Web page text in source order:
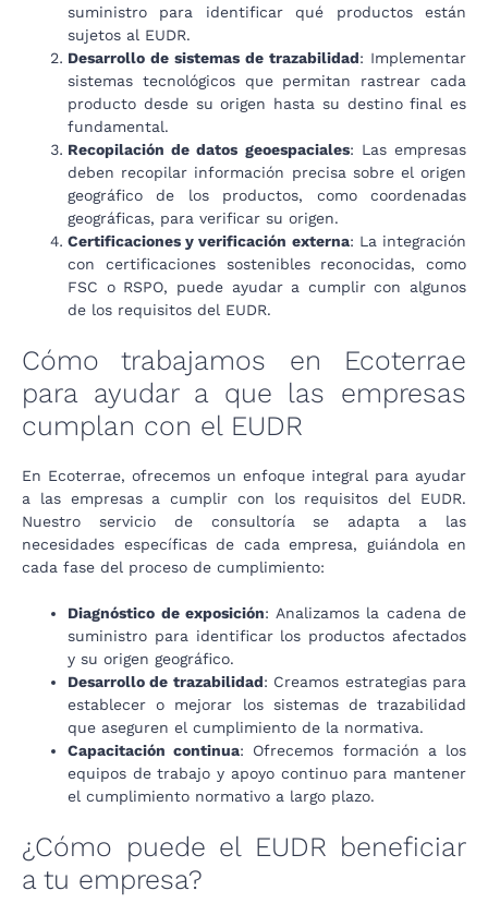
suministro para identificar qué productos están
sujetos al EUDR.
Desarrollo de sistemas de trazabilidad: Implementar
sistemas tecnológicos que permitan rastrear cada
producto desde su origen hasta su destino final es
fundamental.
Recopilación de datos geoespaciales: Las empresas
deben recopilar información precisa sobre el origen
geográfico de los productos, como coordenadas
geográficas, para verificar su origen.
Certificaciones y verificación externa: La integración
con certificaciones sostenibles reconocidas, como
FSC o RSPO, puede ayudar a cumplir con algunos
de los requisitos del EUDR.
Cómo trabajamos en Ecoterrae
para ayudar a que las empresas
cumplan con el EUDR
En Ecoterrae, ofrecemos un enfoque integral para ayudar
a las empresas a cumplir con los requisitos del EUDR.
Nuestro servicio de consultoría se adapta a las
necesidades específicas de cada empresa, guiándola en
cada fase del proceso de cumplimiento:
Diagnóstico de exposición: Analizamos la cadena de
suministro para identificar los productos afectados
y su origen geográfico.
Desarrollo de trazabilidad: Creamos estrategias para
establecer o mejorar los sistemas de trazabilidad
que aseguren el cumplimiento de la normativa.
Capacitación continua: Ofrecemos formación a los
equipos de trabajo y apoyo continuo para mantener
el cumplimiento normativo a largo plazo.
¿Cómo puede el EUDR beneficiar
a tu empresa?